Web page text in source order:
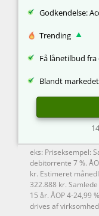
Godkendelse:
Trending
Få lånetilbud
Blandt
eks: Priseksempel:
debitorrente 7 %.
kr. Estimeret
322.888 kr.
15 år. ÅOP 4-24,99
drives af